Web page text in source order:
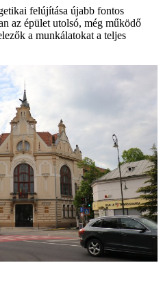
felújítása újabb fontos
az épület utolsó, még működő
a munkálatokat a teljes